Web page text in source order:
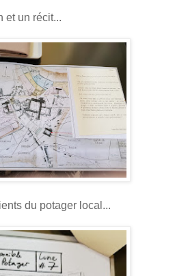
et un récit...
du potager local...